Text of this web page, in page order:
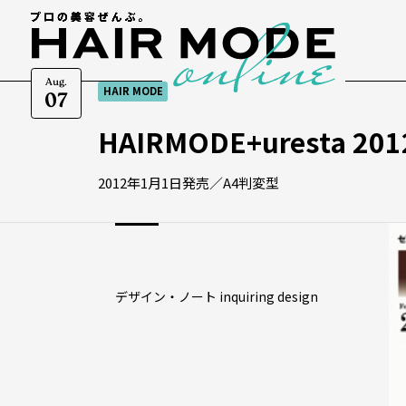
Aug.
07 HAIR MODE
HAIRMODE+uresta
2012年1月1日発売／A4判変型
デザイン・ノート inquiring design